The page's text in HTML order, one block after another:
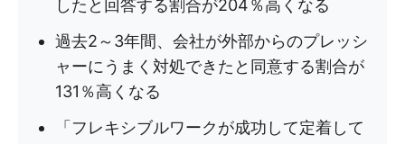
したと回答する割合が204％高くなる
過去2～3年間、会社が外部からのプレッシ
ャーにうまく対処できたと同意する割合が
131％高くなる
「フレキシブルワークが成功して定着して